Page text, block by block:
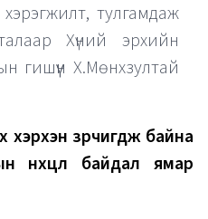
тулгамдаж
Хүний эрхийн
гишүүн Х.Мөнхзултай
зөрчигдөж байна
нөхцөл байдал ямар